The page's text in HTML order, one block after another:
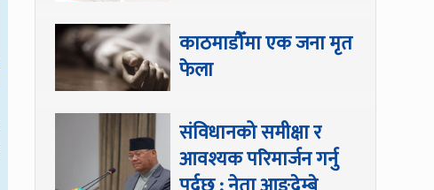
काठमाडौँमा एक जना मृत
फेला
संविधानको समीक्षा र
आवश्यक परिमार्जन गर्नु